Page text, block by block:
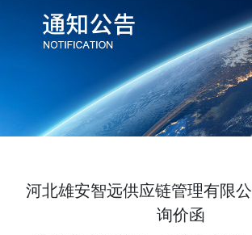
河北雄安智远供应链管理有限
询价函